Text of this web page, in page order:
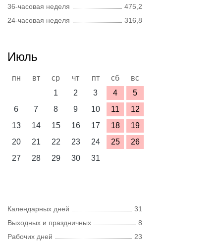
36-часовая неделя
475,2
24-часовая неделя
316,8
Июль
пн вт ср чт пт сб
вс
1
2 3 4
5
6
7 8 9 10 11
12
13
14 15 16 17 18
19
20
21 22 23 24 25
26
27
28 29 30 31
Календарных дней
31
Выходных и праздничных
8
Рабочих дней
23